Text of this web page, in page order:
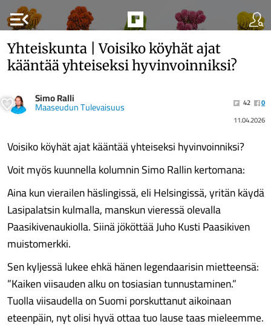
menu_open
Yhteiskunta | Voisiko köyhät ajat
kääntää yhteiseksi hyvinvoinniksi?
Simo Ralli
Maaseudun Tulevaisuus 42
0
11.04.2026
Voisiko köyhät ajat kääntää yhteiseksi hyvinvoinniksi?
Voit myös kuunnella kolumnin Simo Rallin kertomana:
Aina kun vierailen häslingissä, eli Helsingissä, yritän käydä
Lasipalatsin kulmalla, manskun vieressä olevalla
Paasikivenaukiolla. Siinä jököttää Juho Kusti Paasikiven
muistomerkki.
Sen kyljessä lukee ehkä hänen legendaarisin mietteensä:
”Kaiken viisauden alku on tosiasian tunnustaminen.”
Tuolla viisaudella on Suomi porskuttanut aikoinaan
eteenpäin, nyt olisi hyvä ottaa tuo lause taas mieleemme.